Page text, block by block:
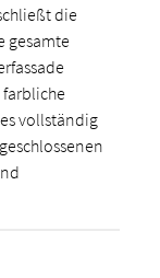
die
gesamte
farbliche
vollständig